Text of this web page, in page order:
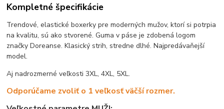
Kompletné špecifikácie
Trendové, elastické boxerky pre moderných mužov, ktorí si potrpia
na kvalitu, sú ako stvorené. Guma v páse je zdobená logom
značky Doreanse. Klasický strih, stredne dlhé. Najpredávaňejší
model.
Aj nadrozmerné veľkosti 3XL, 4XL, 5XL.
Odporúčame zvoliť o 1 veľkosť väčší rozmer.